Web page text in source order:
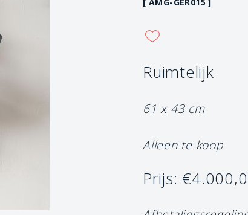
Ruimtelijk
61 x 43 cm
Alleen te koop
Prijs: